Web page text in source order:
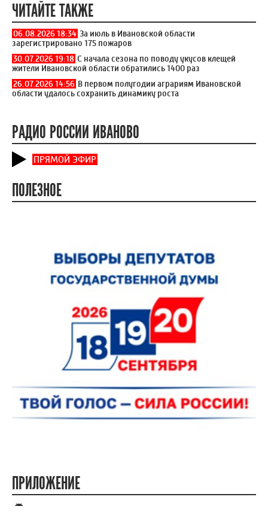
ЧИТАЙТЕ ТАКЖЕ
06.08.2026 18:34 За июль в Ивановской области
зарегистрировано 175 пожаров
30.07.2026 19:18 С начала сезона по поводу укусов клещей
жители Ивановской области обратились 1400 раз
26.07.2026 14:56 В первом полугодии аграриям Ивановской
области удалось сохранить динамику роста
РАДИО РОССИИ ИВАНОВО
ПРЯМОЙ ЭФИР
ПОЛЕЗНОЕ
ПРИЛОЖЕНИЕ